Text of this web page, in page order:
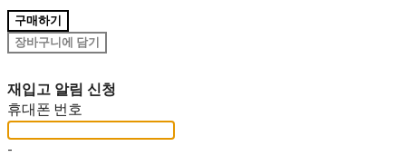
구매하기
장바구니에 담기
재입고 알림 신청
휴대폰 번호
-